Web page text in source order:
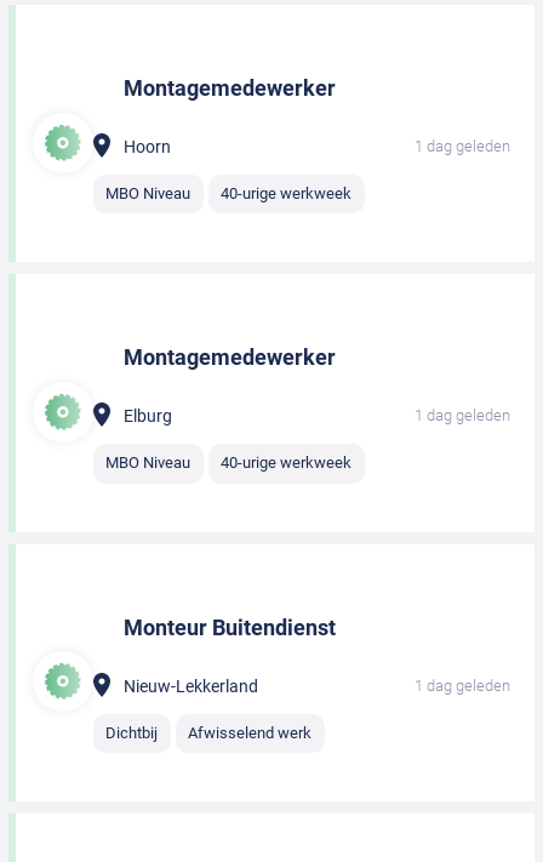
Montagemedewerker
Hoorn 1 dag geleden
MBO Niveau 40-urige werkweek
Montagemedewerker
Elburg 1 dag geleden
MBO Niveau 40-urige werkweek
Monteur Buitendienst
Nieuw-Lekkerland 1 dag geleden
Dichtbij Afwisselend werk